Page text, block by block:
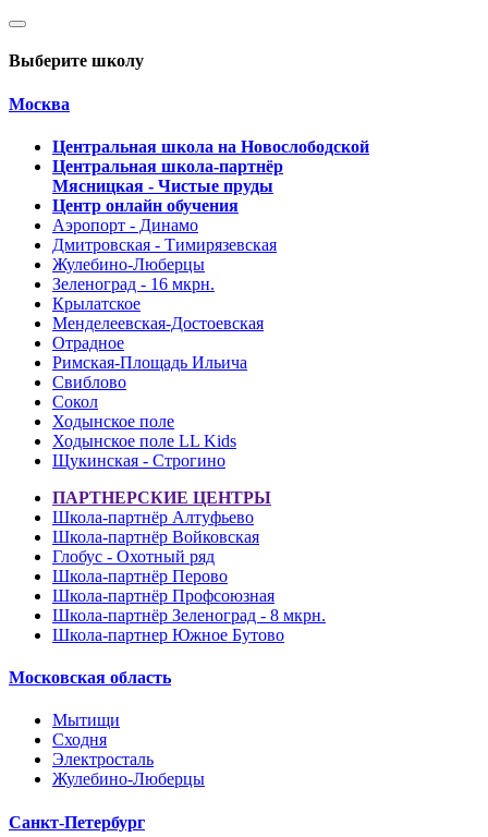
Выберите школу
Москва
Центральная школа на Новослободской
Центральная школа-партнёр
Мясницкая - Чистые пруды
Центр онлайн обучения
Аэропорт - Динамо
Дмитровская - Тимирязевская
Жулебино-Люберцы
Зеленоград - 16 мкрн.
Крылатское
Менделеевская-Достоевская
Отрадное
Римская-Площадь Ильича
Свиблово
Сокол
Ходынское поле
Ходынское поле LL Kids
Щукинская - Строгино
ПАРТНЕРСКИЕ ЦЕНТРЫ
Школа-партнёр Алтуфьево
Школа-партнёр Войковская
Глобус - Охотный ряд
Школа-партнёр Перово
Школа-партнёр Профсоюзная
Школа-партнёр Зеленоград - 8 мкрн.
Школа-партнер Южное Бутово
Московская область
Мытищи
Сходня
Электросталь
Жулебино-Люберцы
Санкт-Петербург